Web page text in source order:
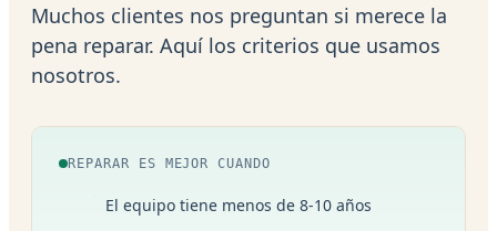
Muchos clientes nos preguntan si merece la
pena reparar. Aquí los criterios que usamos
nosotros.
REPARAR ES MEJOR CUANDO
El equipo tiene menos de 8-10 años